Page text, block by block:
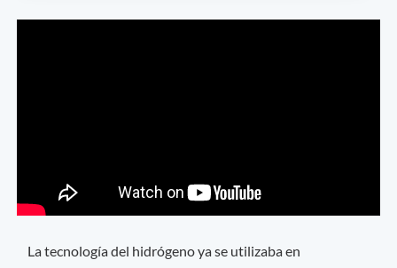
La tecnología del hidrógeno ya se utilizaba en